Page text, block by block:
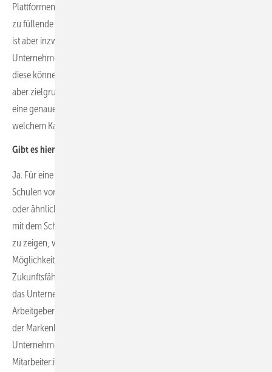
Plattformen die Zielgruppe in der Regel unterwegs ist. Dann ist für
zu füllende Ausbildungsplätze tatsächlich Instagram wichtig. Tiktok
ist aber inzwischen auch ein relevanter Kanal, weil das
Unternehmen sehr einfach Werbeanzeigen ausspielen kann. Denn
diese können sehr zielgenau platziert, targetiert werden. Das muss
aber zielgruppengerecht ausgespielt werden. Deshalb muss dem
eine genaue Analyse vorausgehen, wen das Unternehmen auf
welchem Kanal erreichen kann.
Gibt es hier auch noch einen analogen Weg?
Ja. Für eine jüngere Zielgruppe bietet sich unter anderem an, in die
Schulen vor Ort zu gehen und sich dort an Berufsbildungstagen
oder ähnlichen Veranstaltungen zu beteiligen. Auch ein Gespräch
mit dem Schuldirektorat kann sich anbieten, um den Schüler:innen
zu zeigen, was im Unternehmen alles angeboten wird und welche
Möglichkeiten sie haben. Dann kann das Unternehmen auch die
Zukunftsfähigkeit der Branche als Stärke mit ausspielen. Dann muss
das Unternehmen natürlich vorher klären, wie es sich als
Arbeitgeber definiert. Man spricht hier vom Employer Branding, also
der Markenbildung als Arbeitgeber. Dabei geht es darum, was die
Unternehmenskultur ausmacht, wie das Unternehmen mit den
Mitarbeiter:innen umgeht und wie der Arbeitsalltag aussieht. Erst